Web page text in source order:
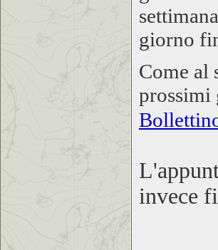
giorno
Come al
prossimi
invece